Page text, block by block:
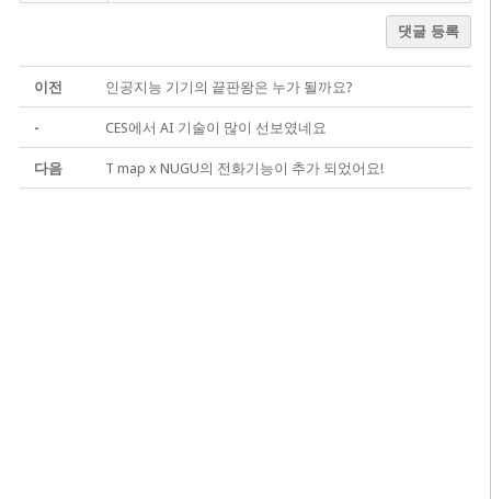
댓글 등록
이전 인공지능 기기의 끝판왕은 누가 될까요?
- CES에서 AI 기술이 많이 선보였네요
다음 T map x NUGU의 전화기능이 추가 되었어요!